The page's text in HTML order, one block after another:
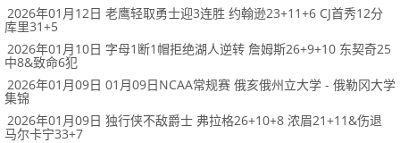
2026年01月12日 老鹰轻取勇士迎3连胜 约翰逊23+11+6 CJ首秀12分
库里31+5
2026年01月10日 字母1断1帽拒绝湖人逆转 詹姆斯26+9+10 东契奇25
中8&致命6犯
2026年01月09日 01月09日NCAA常规赛 俄亥俄州立大学 - 俄勒冈大学
集锦
2026年01月09日 独行侠不敌爵士 弗拉格26+10+8 浓眉21+11&伤退
马尔卡宁33+7